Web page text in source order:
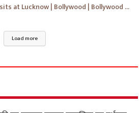
Sani Deol & Preity Zinta visits at Lucknow | Bollywood | Bollywood News | #bollywood #shorts #yt
Load more